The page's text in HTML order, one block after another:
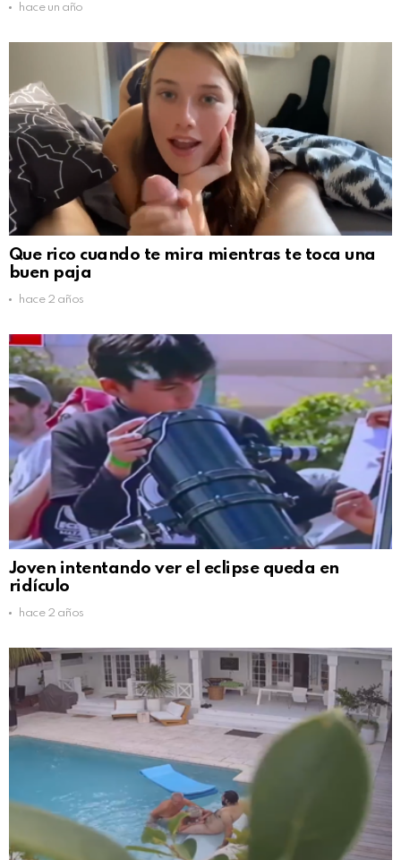
hace un año
Que rico cuando te mira mientras te toca una
buen paja
hace 2 años
Joven intentando ver el eclipse queda en
ridículo
hace 2 años